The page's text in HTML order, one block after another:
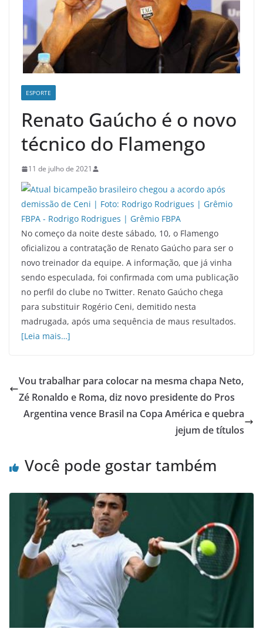
ESPORTE
Renato Gaúcho é o novo
técnico do Flamengo
11 de julho de 2021
No começo da noite deste sábado, 10, o Flamengo
oficializou a contratação de Renato Gaúcho para ser o
novo treinador da equipe. A informação, que já vinha
sendo especulada, foi confirmada com uma publicação
no perfil do clube no Twitter. Renato Gaúcho chega
para substituir Rogério Ceni, demitido nesta
madrugada, após uma sequência de maus resultados.
[Leia mais…]
Vou trabalhar para colocar na mesma chapa Neto,
Zé Ronaldo e Roma, diz novo presidente do Pros
Argentina vence Brasil na Copa América e quebra
jejum de títulos
Você pode gostar também